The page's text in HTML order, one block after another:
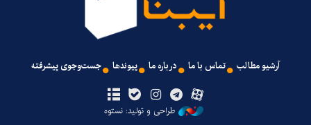
آرشیو مطالب تماس با ما درباره ما پیوندها جست‌وجوی پیشرفته
طراحی و تولید: نستوه